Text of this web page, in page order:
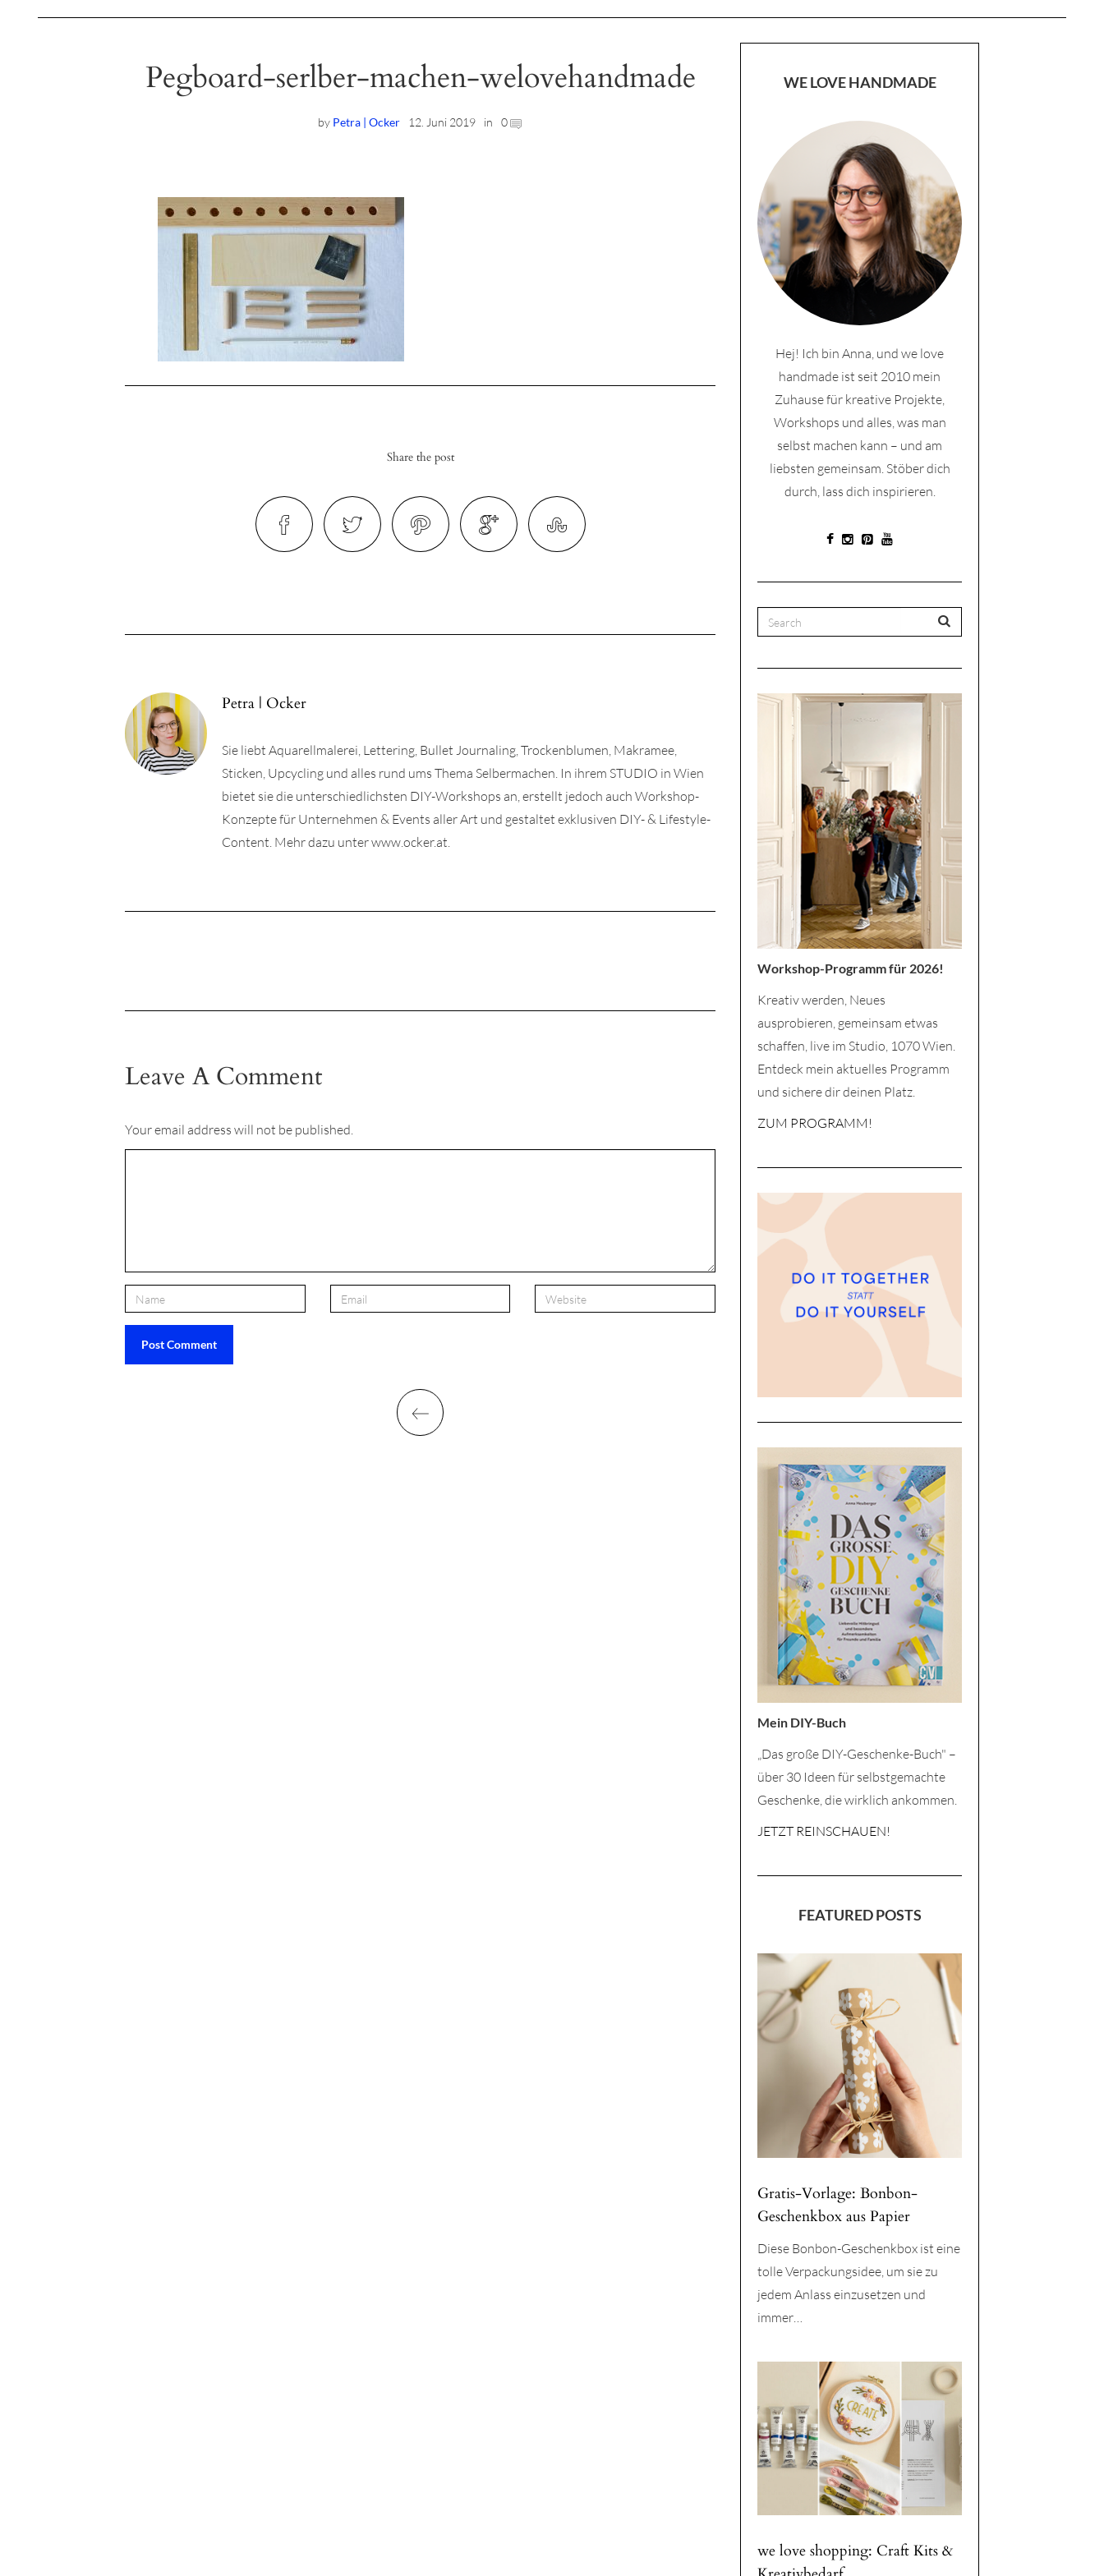
Pegboard-serlber-machen-welovehandmade
by Petra | Ocker 12. Juni 2019 in 0
Share the post
Petra | Ocker
Sie liebt Aquarellmalerei, Lettering, Bullet Journaling, Trockenblumen, Makramee,
Sticken, Upcycling und alles rund ums Thema Selbermachen. In ihrem STUDIO in Wien
bietet sie die unterschiedlichsten DIY-Workshops an, erstellt jedoch auch Workshop-
Konzepte für Unternehmen & Events aller Art und gestaltet exklusiven DIY- & Lifestyle-
Content. Mehr dazu unter www.ocker.at.
Leave A Comment
Your email address will not be published.
WE LOVE HANDMADE
Hej! Ich bin Anna, und we love
handmade ist seit 2010 mein
Zuhause für kreative Projekte,
Workshops und alles, was man
selbst machen kann – und am
liebsten gemeinsam. Stöber dich
durch, lass dich inspirieren.
Workshop-Programm für 2026!
Kreativ werden, Neues
ausprobieren, gemeinsam etwas
schaffen, live im Studio, 1070 Wien.
Entdeck mein aktuelles Programm
und sichere dir deinen Platz.
ZUM PROGRAMM!
Mein DIY-Buch
„Das große DIY-Geschenke-Buch" –
über 30 Ideen für selbstgemachte
Geschenke, die wirklich ankommen.
JETZT REINSCHAUEN!
FEATURED POSTS
Gratis-Vorlage: Bonbon-
Geschenkbox aus Papier
Diese Bonbon-Geschenkbox ist eine
tolle Verpackungsidee, um sie zu
jedem Anlass einzusetzen und
immer…
we love shopping: Craft Kits &